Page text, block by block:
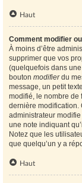
Haut
Comment modifier
À moins d’être
supprimer que vos
(quelquefois dans
bouton modifierdu
message, un petit
modifié, le nombre de
dernière modification.
administrateur
une note indiquant
Notez que les
que quelqu’un y a
Haut